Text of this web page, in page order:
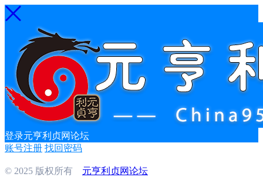
登录元亨利贞网论坛
账号注册 找回密码
© 2025 版权所有 元亨利贞网论坛